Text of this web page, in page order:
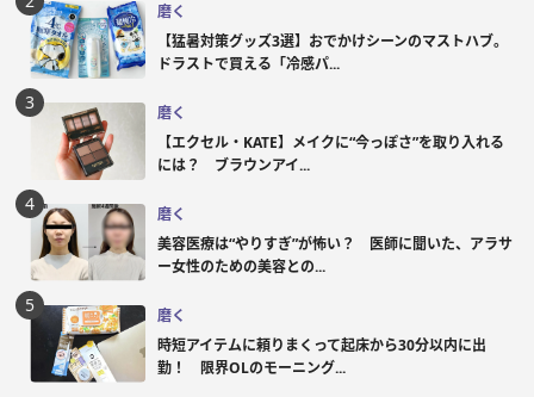
磨く
【猛暑対策グッズ3選】おでかけシーンのマストハブ。
ドラストで買える「冷感パ...
磨く
【エクセル・KATE】メイクに“今っぽさ”を取り入れる
には？ ブラウンアイ...
磨く
美容医療は“やりすぎ”が怖い？ 医師に聞いた、アラサ
ー女性のための美容との...
磨く
時短アイテムに頼りまくって起床から30分以内に出
勤！ 限界OLのモーニング...